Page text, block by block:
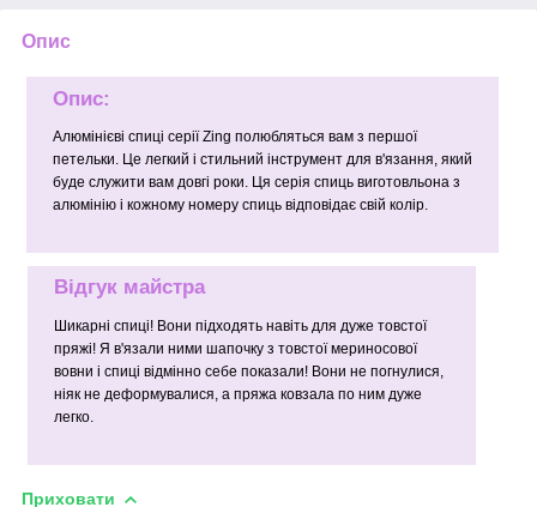
Опис
Опис:
Алюмінієві спиці серії Zing полюбляться вам з першої
петельки. Це легкий і стильний інструмент для в'язання, який
буде служити вам довгі роки. Ця серія спиць виготовльона з
алюмінію і кожному номеру спиць відповідає свій колір.
Відгук майстра
Шикарні спиці! Вони підходять навіть для дуже товстої
пряжі! Я в'язали ними шапочку з товстої мериносової
вовни і спиці відмінно себе показали! Вони не погнулися,
ніяк не деформувалися, а пряжа ковзала по ним дуже
легко.
Приховати